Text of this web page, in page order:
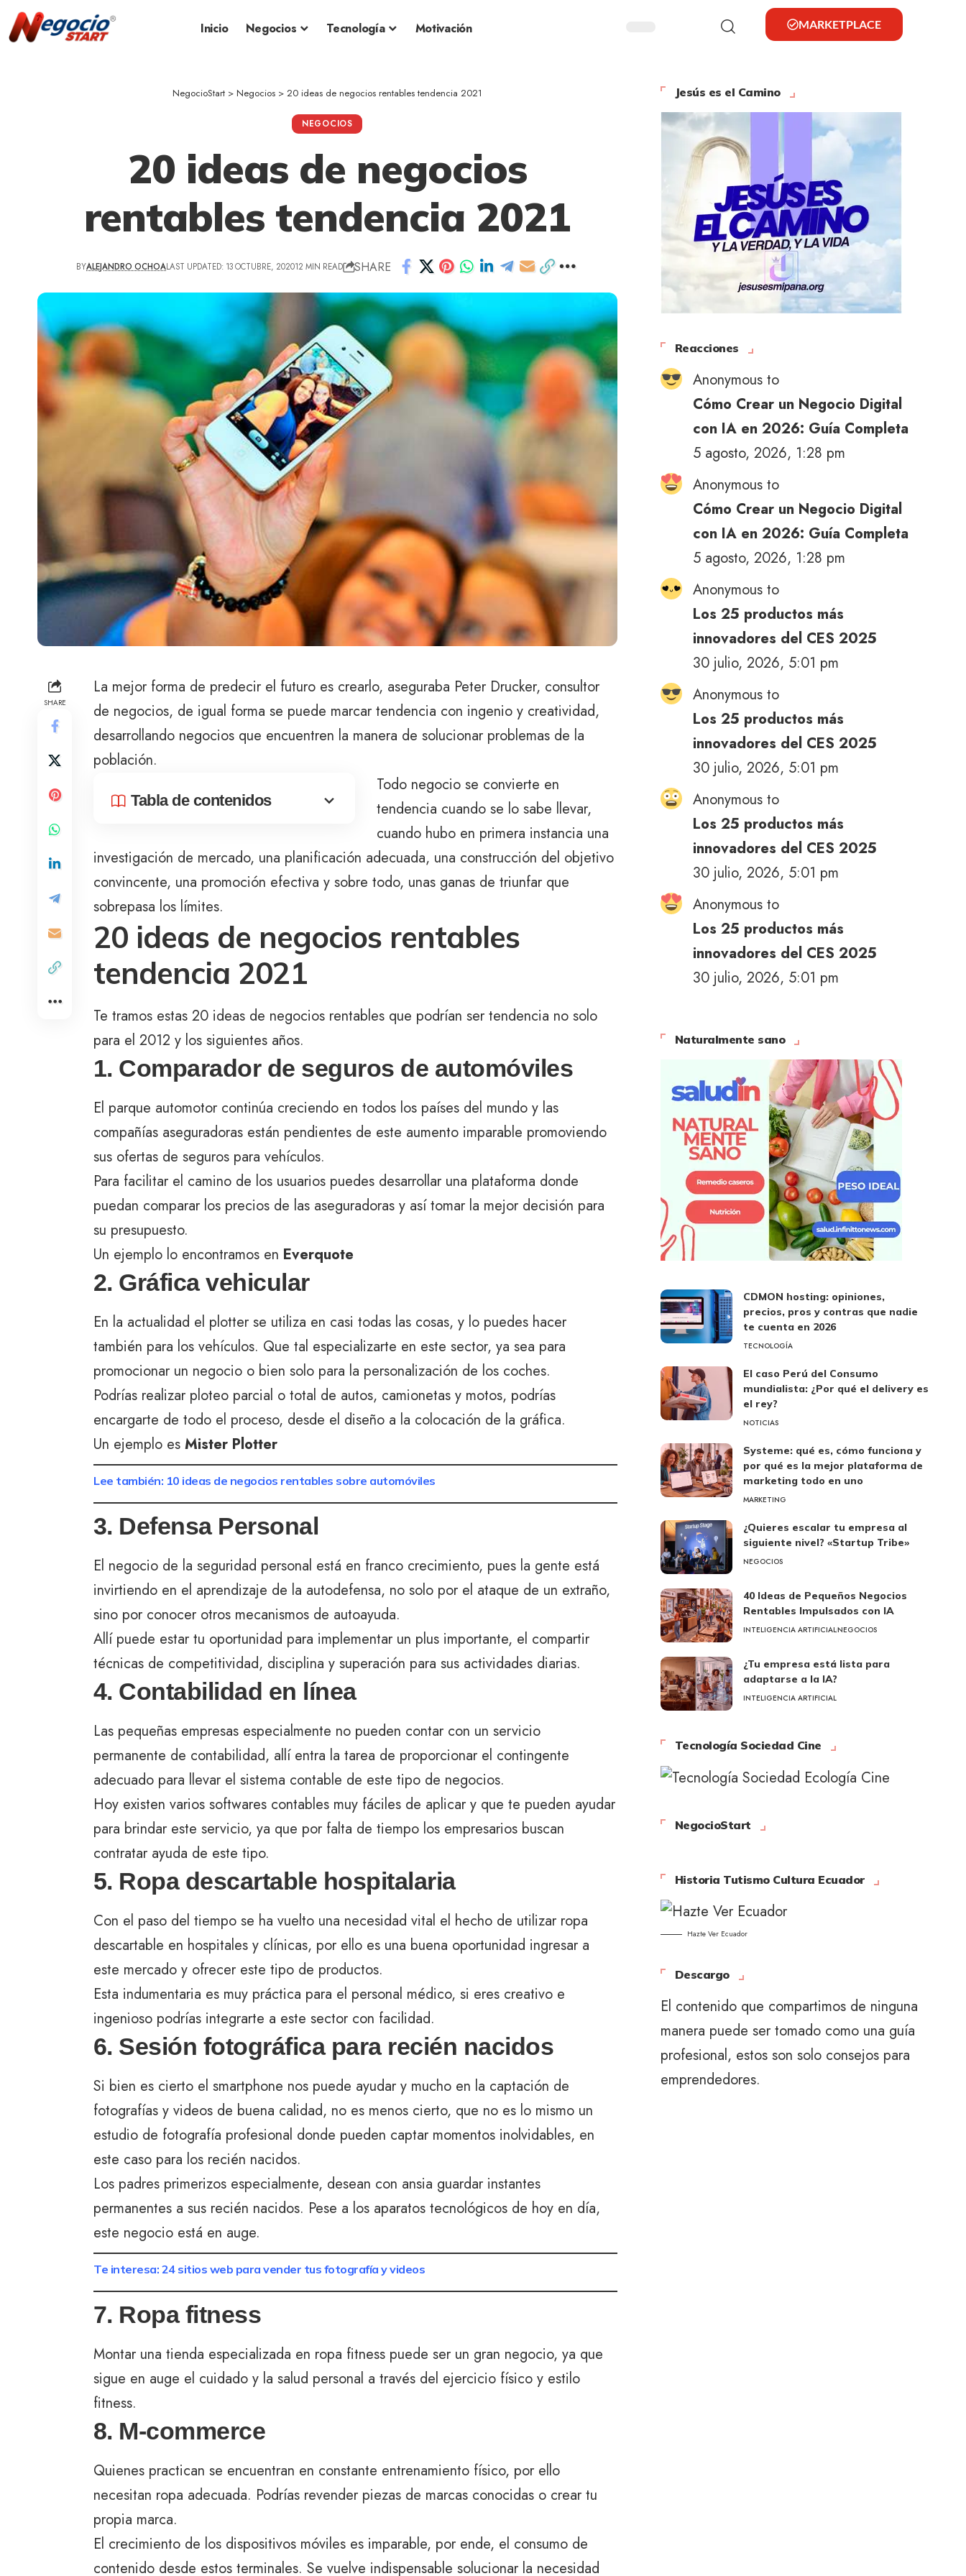
Inicio Negocios Tecnología Motivación MARKETPLACE
NegocioStart> Negocios> 20 ideas de negocios rentables tendencia 2021
NEGOCIOS
20 ideas de negocios
rentables tendencia 2021
BYALEJANDRO OCHOALAST UPDATED: 13 OCTUBRE, 202012 MIN READ SHARE
SHARE
La mejor forma de predecir el futuro es crearlo, aseguraba Peter Drucker, consultor
de negocios, de igual forma se puede marcar tendencia con ingenio y creatividad,
desarrollando negocios que encuentren la manera de solucionar problemas de la
población.
Tabla de contenidos
Todo negocio se convierte en
tendencia cuando se lo sabe llevar,
cuando hubo en primera instancia una
investigación de mercado, una planificación adecuada, una construcción del objetivo
convincente, una promoción efectiva y sobre todo, unas ganas de triunfar que
sobrepasa los límites.
20 ideas de negocios rentables
tendencia 2021
Te tramos estas 20 ideas de negocios rentables que podrían ser tendencia no solo
para el 2012 y los siguientes años.
1. Comparador de seguros de automóviles
El parque automotor continúa creciendo en todos los países del mundo y las
compañías aseguradoras están pendientes de este aumento imparable promoviendo
sus ofertas de seguros para vehículos.
Para facilitar el camino de los usuarios puedes desarrollar una plataforma donde
puedan comparar los precios de las aseguradoras y así tomar la mejor decisión para
su presupuesto.
Un ejemplo lo encontramos en Everquote
2. Gráfica vehicular
En la actualidad el plotter se utiliza en casi todas las cosas, y lo puedes hacer
también para los vehículos. Que tal especializarte en este sector, ya sea para
promocionar un negocio o bien solo para la personalización de los coches.
Podrías realizar ploteo parcial o total de autos, camionetas y motos, podrías
encargarte de todo el proceso, desde el diseño a la colocación de la gráfica.
Un ejemplo es Mister Plotter
Lee también: 10 ideas de negocios rentables sobre automóviles
3. Defensa Personal
El negocio de la seguridad personal está en franco crecimiento, pues la gente está
invirtiendo en el aprendizaje de la autodefensa, no solo por el ataque de un extraño,
sino por conocer otros mecanismos de autoayuda.
Allí puede estar tu oportunidad para implementar un plus importante, el compartir
técnicas de competitividad, disciplina y superación para sus actividades diarias.
4. Contabilidad en línea
Las pequeñas empresas especialmente no pueden contar con un servicio
permanente de contabilidad, allí entra la tarea de proporcionar el contingente
adecuado para llevar el sistema contable de este tipo de negocios.
Hoy existen varios softwares contables muy fáciles de aplicar y que te pueden ayudar
para brindar este servicio, ya que por falta de tiempo los empresarios buscan
contratar ayuda de este tipo.
5. Ropa descartable hospitalaria
Con el paso del tiempo se ha vuelto una necesidad vital el hecho de utilizar ropa
descartable en hospitales y clínicas, por ello es una buena oportunidad ingresar a
este mercado y ofrecer este tipo de productos.
Esta indumentaria es muy práctica para el personal médico, si eres creativo e
ingenioso podrías integrarte a este sector con facilidad.
6. Sesión fotográfica para recién nacidos
Si bien es cierto el smartphone nos puede ayudar y mucho en la captación de
fotografías y videos de buena calidad, no es menos cierto, que no es lo mismo un
estudio de fotografía profesional donde pueden captar momentos inolvidables, en
este caso para los recién nacidos.
Los padres primerizos especialmente, desean con ansia guardar instantes
permanentes a sus recién nacidos. Pese a los aparatos tecnológicos de hoy en día,
este negocio está en auge.
Te interesa: 24 sitios web para vender tus fotografía y videos
7. Ropa fitness
Montar una tienda especializada en ropa fitness puede ser un gran negocio, ya que
sigue en auge el cuidado y la salud personal a través del ejercicio físico y estilo
fitness.
8. M-commerce
Quienes practican se encuentran en constante entrenamiento físico, por ello
necesitan ropa adecuada. Podrías revender piezas de marcas conocidas o crear tu
propia marca.
El crecimiento de los dispositivos móviles es imparable, por ende, el consumo de
contenido desde estos terminales. Se vuelve indispensable solucionar la necesidad
Jesús es el Camino
Reacciones
Anonymous to
Cómo Crear un Negocio Digital
con IA en 2026: Guía Completa
5 agosto, 2026, 1:28 pm
Anonymous to
Cómo Crear un Negocio Digital
con IA en 2026: Guía Completa
5 agosto, 2026, 1:28 pm
Anonymous to
Los 25 productos más
innovadores del CES 2025
30 julio, 2026, 5:01 pm
Anonymous to
Los 25 productos más
innovadores del CES 2025
30 julio, 2026, 5:01 pm
Anonymous to
Los 25 productos más
innovadores del CES 2025
30 julio, 2026, 5:01 pm
Anonymous to
Los 25 productos más
innovadores del CES 2025
30 julio, 2026, 5:01 pm
Naturalmente sano
CDMON hosting: opiniones,
precios, pros y contras que nadie
te cuenta en 2026
TECNOLOGÍA
El caso Perú del Consumo
mundialista: ¿Por qué el delivery es
el rey?
NOTICIAS
Systeme: qué es, cómo funciona y
por qué es la mejor plataforma de
marketing todo en uno
MARKETING
¿Quieres escalar tu empresa al
siguiente nivel? «Startup Tribe»
NEGOCIOS
40 Ideas de Pequeños Negocios
Rentables Impulsados con IA
INTELIGENCIA ARTIFICIALNEGOCIOS
¿Tu empresa está lista para
adaptarse a la IA?
INTELIGENCIA ARTIFICIAL
Tecnología Sociedad Cine
NegocioStart
Historia Tutismo Cultura Ecuador
Hazte Ver Ecuador
Descargo
El contenido que compartimos de ninguna
manera puede ser tomado como una guía
profesional, estos son solo consejos para
emprendedores.